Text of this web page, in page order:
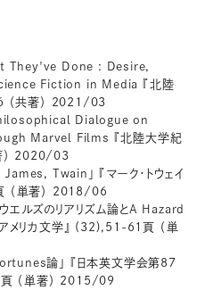
They've Done : Desire,
Fiction in Media 『北陸
共著） 2021/03
Dialogue on
Marvel Films 『北陸大学紀
） 2020/03
Twain」 『マーク・トウェイ
（単著） 2018/06
ルズのリアリズム論とA Hazard
リカ文学』 (32),51-61頁 （単
論」 『日本英文学会第87
（単著） 2015/09